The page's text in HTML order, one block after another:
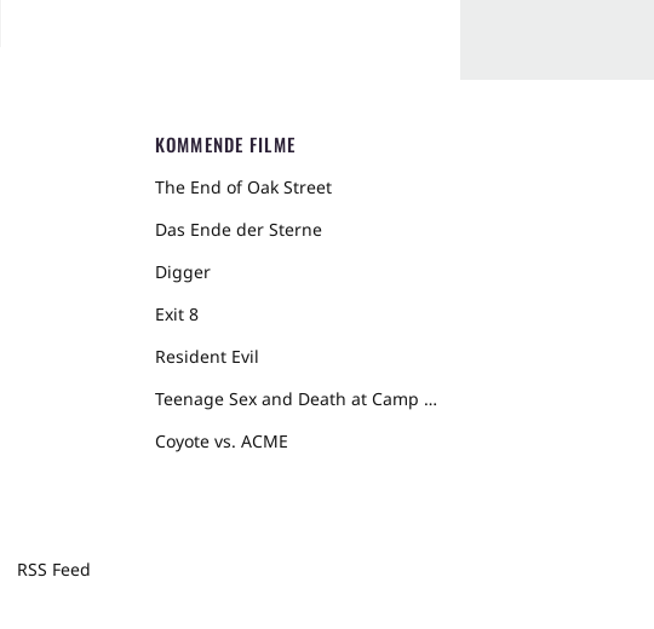
KOMMENDE FILME
The End of Oak Street
Das Ende der Sterne
Digger
Exit 8
Resident Evil
Teenage Sex and Death at Camp Miasma
Coyote vs. ACME
RSS Feed